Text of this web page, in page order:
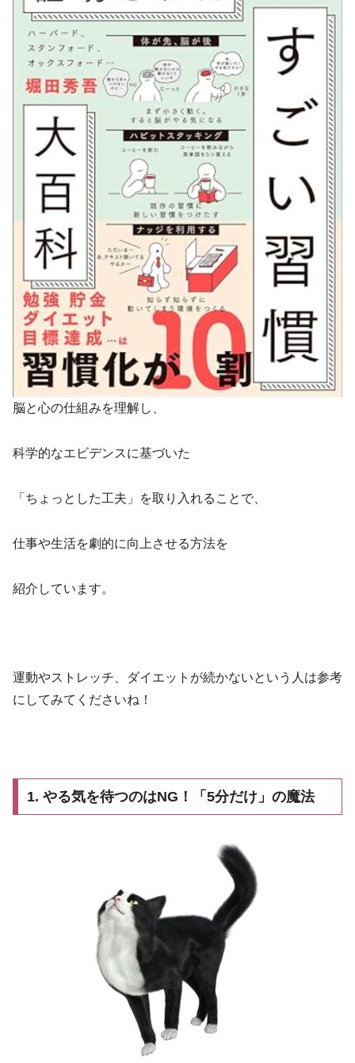
脳と心の仕組みを理解し、
科学的なエビデンスに基づいた
「ちょっとした工夫」を取り入れることで、
仕事や生活を劇的に向上させる方法を
紹介しています。
運動やストレッチ、ダイエットが続かないという人は参考
にしてみてくださいね！
1. やる気を待つのはNG！「5分だけ」の魔法